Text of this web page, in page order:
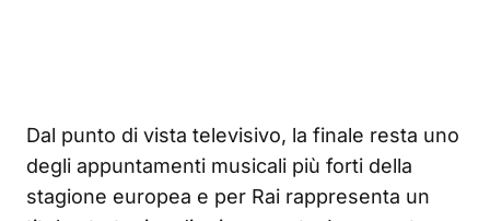
Dal punto di vista televisivo, la finale resta uno
degli appuntamenti musicali più forti della
stagione europea e per Rai rappresenta un